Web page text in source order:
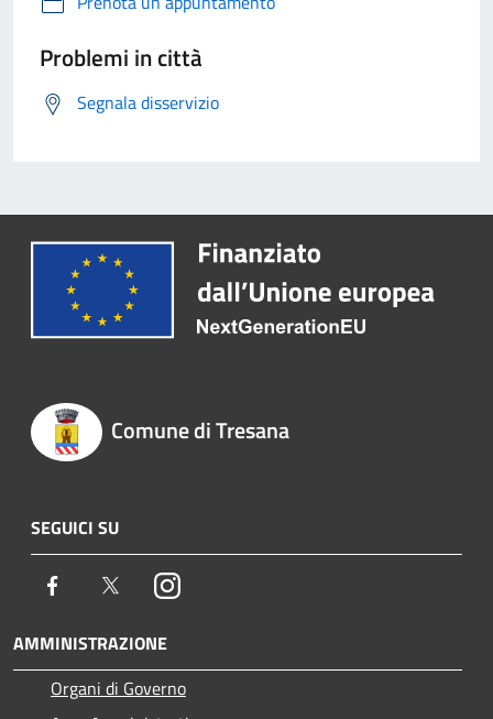
Problemi in città
Segnala disservizio
Comune di Tresana
SEGUICI SU
Facebook TwitterInstagram
AMMINISTRAZIONE
Organi di Governo